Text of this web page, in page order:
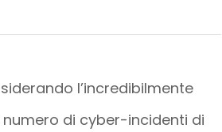
l’incredibilmente
di cyber-incidenti di